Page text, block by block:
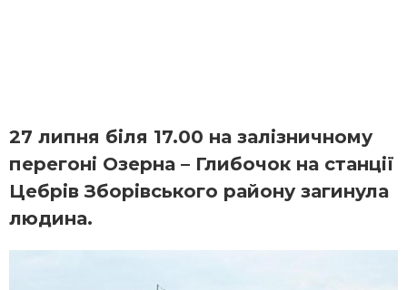
27 липня біля 17.00 на залізничному
перегоні Озерна – Глибочок на станції
Цебрів Зборівського району загинула
людина.